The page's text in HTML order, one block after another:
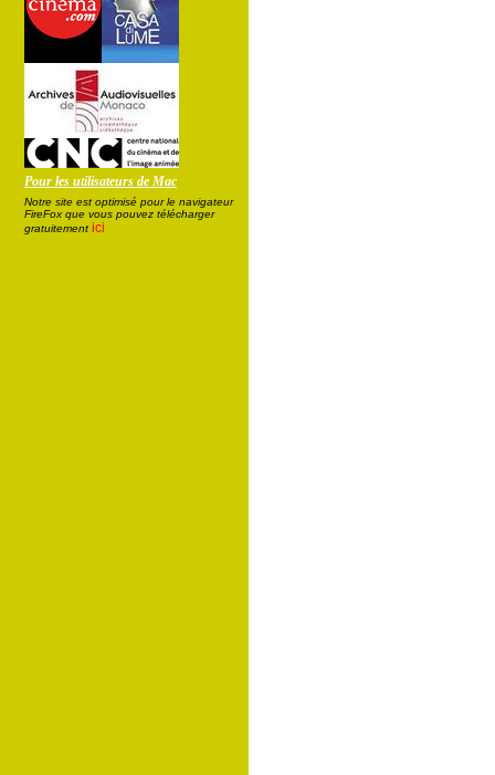
Pour les utilisateurs de Mac
Notre site est optimisé pour le navigateur
FireFox que vous pouvez télécharger
gratuitement ici